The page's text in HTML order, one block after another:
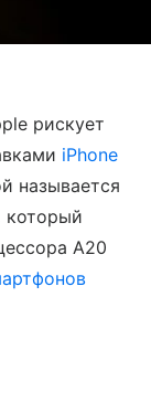
рискует
iPhone
называется
который
A20